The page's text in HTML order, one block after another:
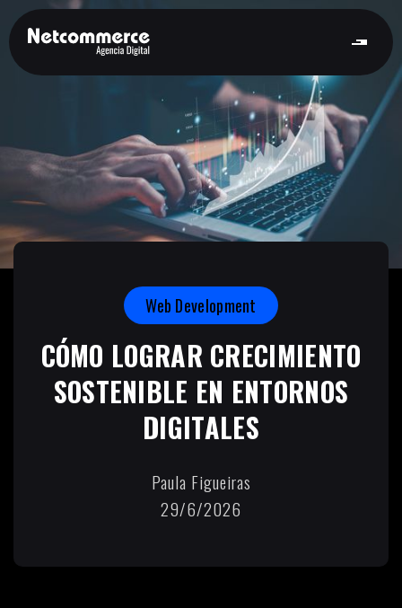
Web Development
CÓMO LOGRAR CRECIMIENTO
SOSTENIBLE EN ENTORNOS
DIGITALES
Paula Figueiras
29/6/2026